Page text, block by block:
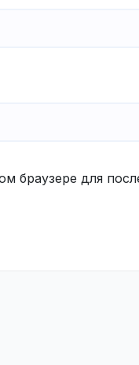
браузере для